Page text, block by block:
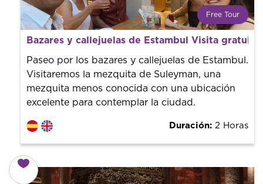
Free Tour
¿Qué es un FREE TOUR?
Tendencia mundial en rutas turísticas. Reserva sin coste
con un guía profesional. ¡El precio es libre! Por lo que al
finalizar la experiencia tú le pones el precio.
Bazares y callejuelas de Estambul Visita gratuita
Paseo por los bazares y callejuelas de Estambul.
Visitaremos la mezquita de Suleyman, una
mezquita menos conocida con una ubicación
excelente para contemplar la ciudad.
Duración: 2 Horas